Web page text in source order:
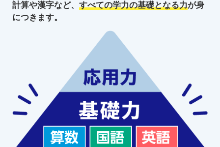
計算や漢字など、 すべての学力の基礎となる力が身
につきます。